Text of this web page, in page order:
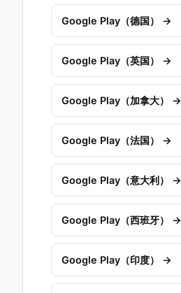
Google Play（德国） →
Google Play（英国） →
Google Play（加拿大） →
Google Play（法国） →
Google Play（意大利） →
Google Play（西班牙） →
Google Play（印度） →